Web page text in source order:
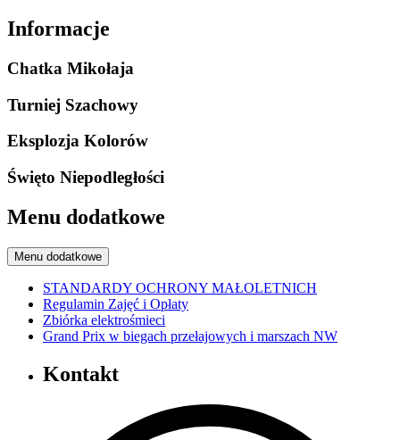
Informacje
Chatka Mikołaja
Turniej Szachowy
Eksplozja Kolorów
Święto Niepodległości
Menu dodatkowe
Menu dodatkowe
STANDARDY OCHRONY MAŁOLETNICH
Regulamin Zajęć i Opłaty
Zbiórka elektrośmieci
Grand Prix w biegach przełajowych i marszach NW
Kontakt